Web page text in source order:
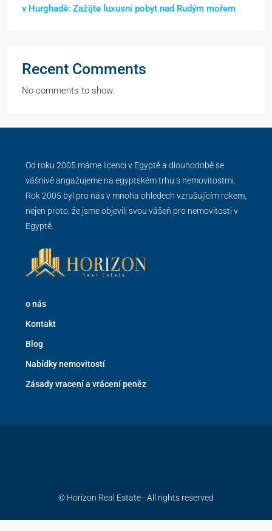
v Hurghadě: Zažijte luxusní pobyt nad Rudým mořem
Recent Comments
No comments to show.
Od roku 2005 máme licenci v Egyptě a dlouhodobě se
vášnivě angažujeme na egyptském trhu s nemovitostmi.
Rok 2005 byl pro nás v mnoha ohledech vzrušujícím rokem,
nejen proto, že jsme objevili svou vášeň pro nemovitosti v
Egyptě.
o nás
Kontakt
Blog
Nabídky nemovitostí
Zásady vracení a vrácení peněz
© Horizon Real Estate - All rights reserved